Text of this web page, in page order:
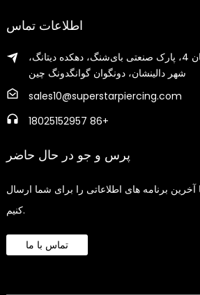
اطلاعات تماس
طبقه 2-3، ساختمان 4، پارک صنعتی بای‌شنگ، دهکده دیتانگ،
شهر دالینشان، دونگوان گوانگدونگ چین
sales10@superstarpiercing.com
18025152957 86+
پرس و جو در حال حاضر
آخرین برنامه های اطلاعاتی را برای شما ارسال
کنیم.
تماس با ما